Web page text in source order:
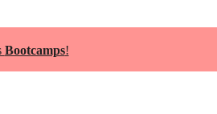
Bootcamps!